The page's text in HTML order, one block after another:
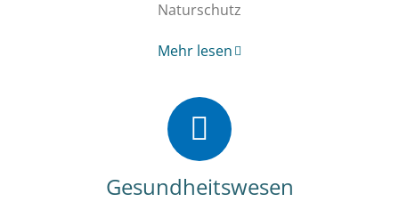
Mehr lesen
Gesundheitswesen